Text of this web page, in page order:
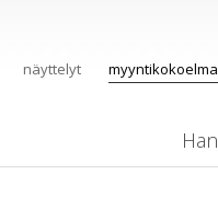
näyttelyt myyntikokoelma